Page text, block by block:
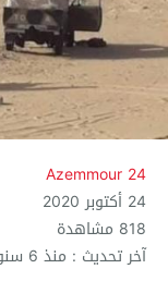
Azemmour 24
24 أكتوبر 2020
818 مشاهدة
آخر تحديث : منذ 6 سنوات